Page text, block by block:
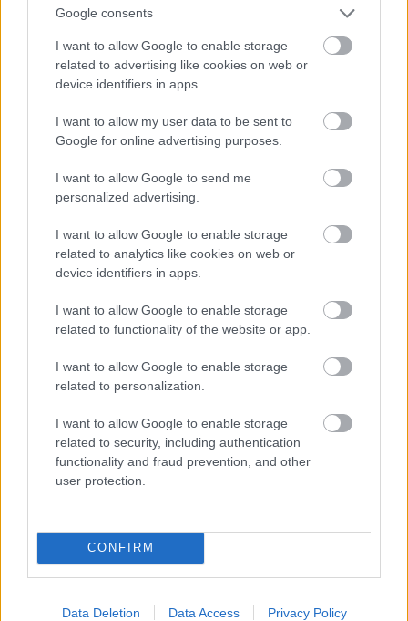
Google consents
I want to allow Google to enable storage
related to advertising like cookies on web or
device identifiers in apps.
I want to allow my user data to be sent to
Google for online advertising purposes.
I want to allow Google to send me
personalized advertising.
I want to allow Google to enable storage
related to analytics like cookies on web or
device identifiers in apps.
I want to allow Google to enable storage
related to functionality of the website or app.
I want to allow Google to enable storage
related to personalization.
I want to allow Google to enable storage
related to security, including authentication
functionality and fraud prevention, and other
user protection.
CONFIRM
Data Deletion Data Access Privacy Policy
Από το Δίκτυο